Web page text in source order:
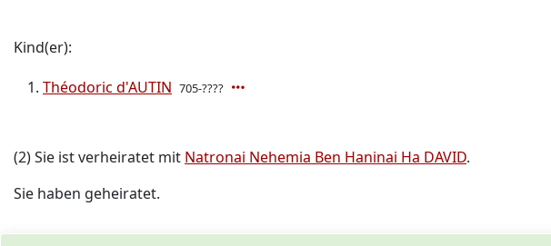
Kind(er):
Théodoric d'AUTIN 705-????
(2) Sie ist verheiratet mit Natronai Nehemia Ben Haninai Ha DAVID.
Sie haben geheiratet.